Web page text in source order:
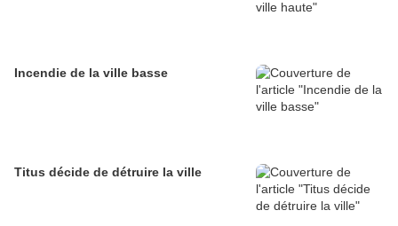
Incendie de la ville basse
Titus décide de détruire la ville